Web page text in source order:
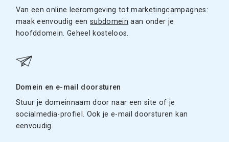
Van een online leeromgeving tot marketingcampagnes:
maak eenvoudig eensubdomein aan onder je
hoofddomein. Geheel kosteloos.
Domein en e-mail doorsturen
Stuur je domeinnaam door naar een site of je
socialmedia-profiel. Ook je e-mail doorsturen kan
eenvoudig.